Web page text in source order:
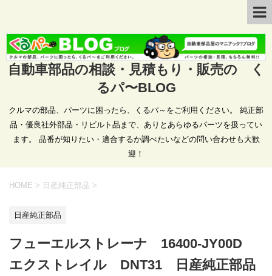
自動車部品の相談・見積もり・販売の く
るパ〜BLOG
クルマの部品、パーツに困ったら、くるパ～をご利用ください。 純正部
品・優良社外部品・リビルト品まで、ありとあらゆるパーツを扱ってい
ます。 品番が知りたい・適合するか調べたいなどの問い合わせも大歓
迎！
HOME > 日産純正部品 >
日産純正部品
フューエルストレーナ 16400-JY00D
エクストレイル DNT31 日産純正部品